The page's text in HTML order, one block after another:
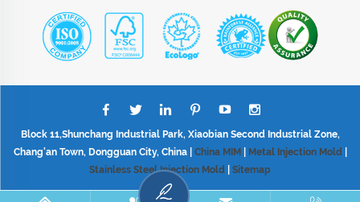
Block 11,Shunchang Industrial Park, Xiaobian Second Industrial Zone,
Chang'an Town, Dongguan City, China | China MIM| Metal Injection Mold|
Stainless Steel Injection Mold
Sitemap